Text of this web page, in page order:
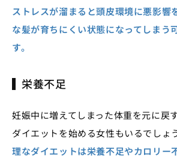
ストレスが溜まると頭皮環境に悪影響
な髪が育ちにくい状態になってしまう
す。
栄養不足
妊娠中に増えてしまった体重を元に戻
ダイエットを始める女性もいるでしょ
理なダイエットは栄養不足やカロリー